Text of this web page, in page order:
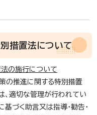
措置法について
の施行について
の推進に関する特別措置
、適切な管理が行われてい
づく助言又は指導・勧告・